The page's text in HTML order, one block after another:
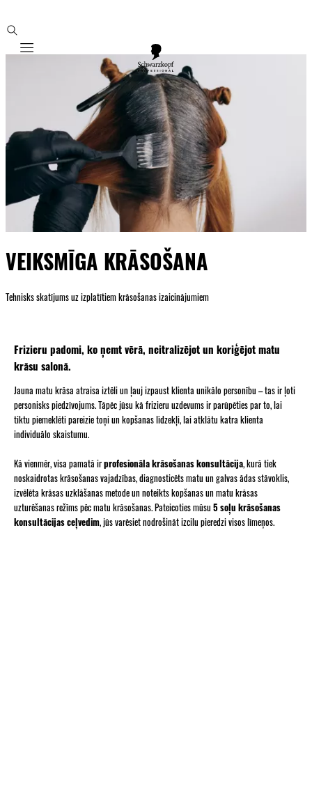
Mobile navigation
VEIKSMĪGA KRĀSOŠANA
Tehnisks skatījums uz izplatītiem krāsošanas izaicinājumiem
Frizieru padomi, ko ņemt vērā, neitralizējot un koriģējot matu
krāsu salonā.
Jauna matu krāsa atraisa iztēli un ļauj izpaust klienta unikālo personību – tas ir ļoti
personisks piedzīvojums. Tāpēc jūsu kā frizieru uzdevums ir parūpēties par to, lai
tiktu piemeklēti pareizie toņi un kopšanas līdzekļi, lai atklātu katra klienta
individuālo skaistumu.
Kā vienmēr, visa pamatā irprofesionāla krāsošanas konsultācija, kurā tiek
noskaidrotas krāsošanas vajadzības, diagnosticēts matu un galvas ādas stāvoklis,
izvēlēta krāsas uzklāšanas metode un noteikts kopšanas un matu krāsas
uzturēšanas režīms pēc matu krāsošanas. Pateicoties mūsu 5 soļu krāsošanas
konsultācijas ceļvedim, jūs varēsiet nodrošināt izcilu pieredzi visos līmeņos.